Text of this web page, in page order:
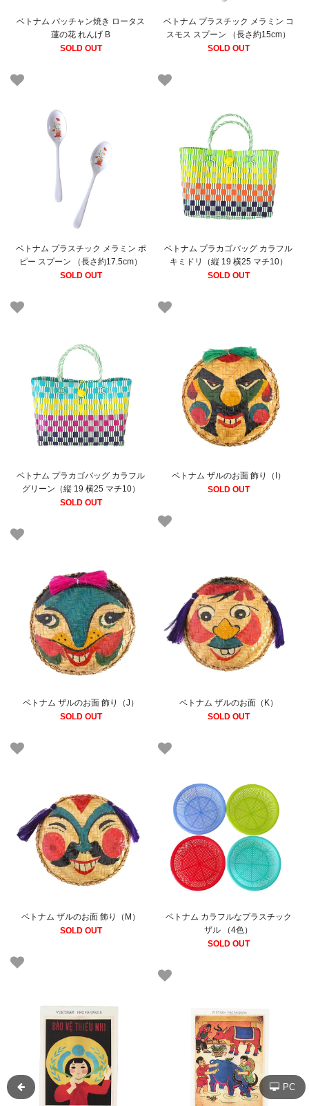
ベトナム バッチャン焼き ロータス
蓮の花 れんげ B
SOLD OUT
ベトナム プラスチック メラミン コ
スモス スプーン （長さ約15cm）
SOLD OUT
ベトナム プラスチック メラミン ポ
ピー スプーン （長さ約17.5cm）
SOLD OUT
ベトナム プラカゴバッグ カラフル
キミドリ（縦 19 横25 マチ10）
SOLD OUT
ベトナム プラカゴバッグ カラフル
グリーン（縦 19 横25 マチ10）
SOLD OUT
ベトナム ザルのお面 飾り（I）
SOLD OUT
ベトナム ザルのお面 飾り（J）
SOLD OUT
ベトナム ザルのお面（K）
SOLD OUT
ベトナム ザルのお面 飾り（M）
SOLD OUT
ベトナム カラフルなプラスチック
ザル （4色）
SOLD OUT
PC